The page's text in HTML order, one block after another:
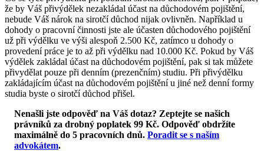
že by Váš přivýdělek nezakládal účast na důchodovém pojištění,
nebude Váš nárok na sirotčí důchod nijak ovlivněn. Například u
dohody o pracovní činnosti jste ale účasten důchodového pojištění
už při výdělku ve výši alespoň 2.500 Kč, zatímco u dohody o
provedení práce je to až při výdělku nad 10.000 Kč. Pokud by Váš
výdělek zakládal účast na důchodovém pojištění, pak si tak můžete
přivydělat pouze při denním (prezenčním) studiu. Při přivýdělku
zakládajícím účast na důchodovém pojištění u jiné než denní formy
studia byste o sirotčí důchod přišel.
Nenašli jste odpověď na Váš dotaz? Zeptejte se našich
právníků za drobný poplatek 99 Kč. Odpověď obdržíte
maximálně do 5 pracovních dnů. Poradit se s naším
advokátem.